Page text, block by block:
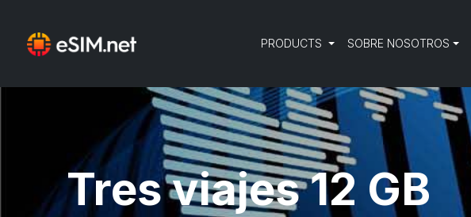
PRODUCTS SOBRE NOSOTROS
Tres viajes 12 GB